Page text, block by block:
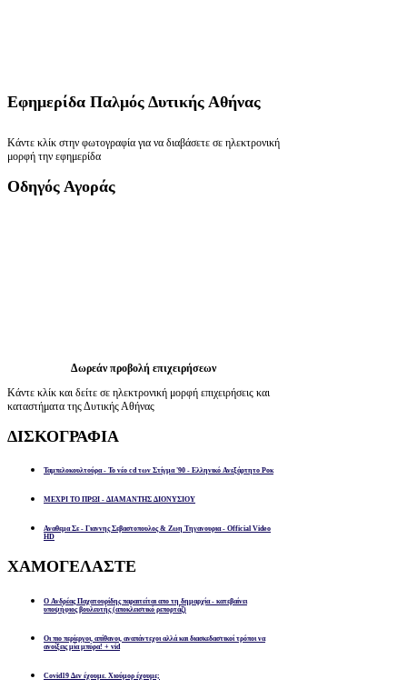
Εφημερίδα Παλμός Δυτικής Αθήνας
Κάντε κλίκ στην φωτογραφία για να διαβάσετε σε ηλεκτρονική
μορφή την εφημερίδα
Οδηγός Αγοράς
Δωρεάν προβολή επιχειρήσεων
Κάντε κλίκ και δείτε σε ηλεκτρονική μορφή επιχειρήσεις και
καταστήματα της Δυτικής Αθήνας
ΔΙΣΚΟΓΡΑΦΙΑ
Ταμπελοκουλτούρα - Το νέο cd των Στίγμα '90 - Ελληνικό Ανεξάρτητο Ροκ
ΜΕΧΡΙ ΤΟ ΠΡΩΙ - ΔΙΑΜΑΝΤΗΣ ΔΙΟΝΥΣΙΟΥ
Αναθεμα Σε - Γιαννης Σεβαστοπουλος & Ζωη Τηγανουρια - Official Video
HD
ΧΑΜΟΓΕΛΑΣΤΕ
Ο Ανδρέας Παχατουρίδης παραιτείται απο τη δημαρχία - κατεβαίνει
υποψήφιος βουλευτής (αποκλειστικό ρεπορτάζ)
Οι πιο περίεργοι, απίθανοι, αναπάντεχοι αλλά και διασκεδαστικοί τρόποι να
ανοίξεις μία μπύρα! + vid
Covid19 Δεν έχουμε. Χιούμορ έχουμε;